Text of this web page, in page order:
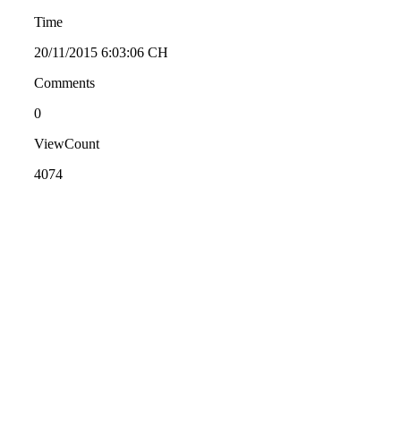
Time
20/11/2015 6:03:06 CH
Comments
0
ViewCount
4074